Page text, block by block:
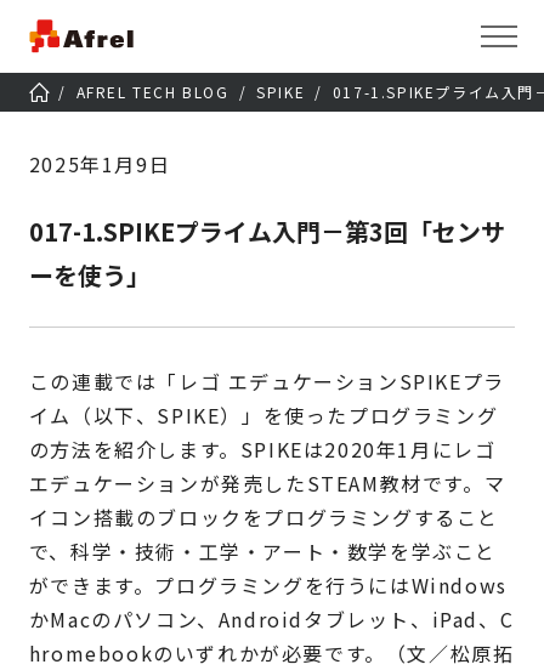
AFREL TECH BLOG SPIKE 017-1.SPIKEプライム入門
2025年1月9日
017-1.SPIKEプライム入門－第3回「センサ
ーを使う」
この連載では「レゴ エデュケーションSPIKEプラ
イム（以下、SPIKE）」を使ったプログラミング
の方法を紹介します。SPIKEは2020年1月にレゴ
エデュケーションが発売したSTEAM教材です。マ
イコン搭載のブロックをプログラミングすること
で、科学・技術・工学・アート・数学を学ぶこと
ができます。プログラミングを行うにはWindows
かMacのパソコン、Androidタブレット、iPad、C
hromebookのいずれかが必要です。（文／松原拓